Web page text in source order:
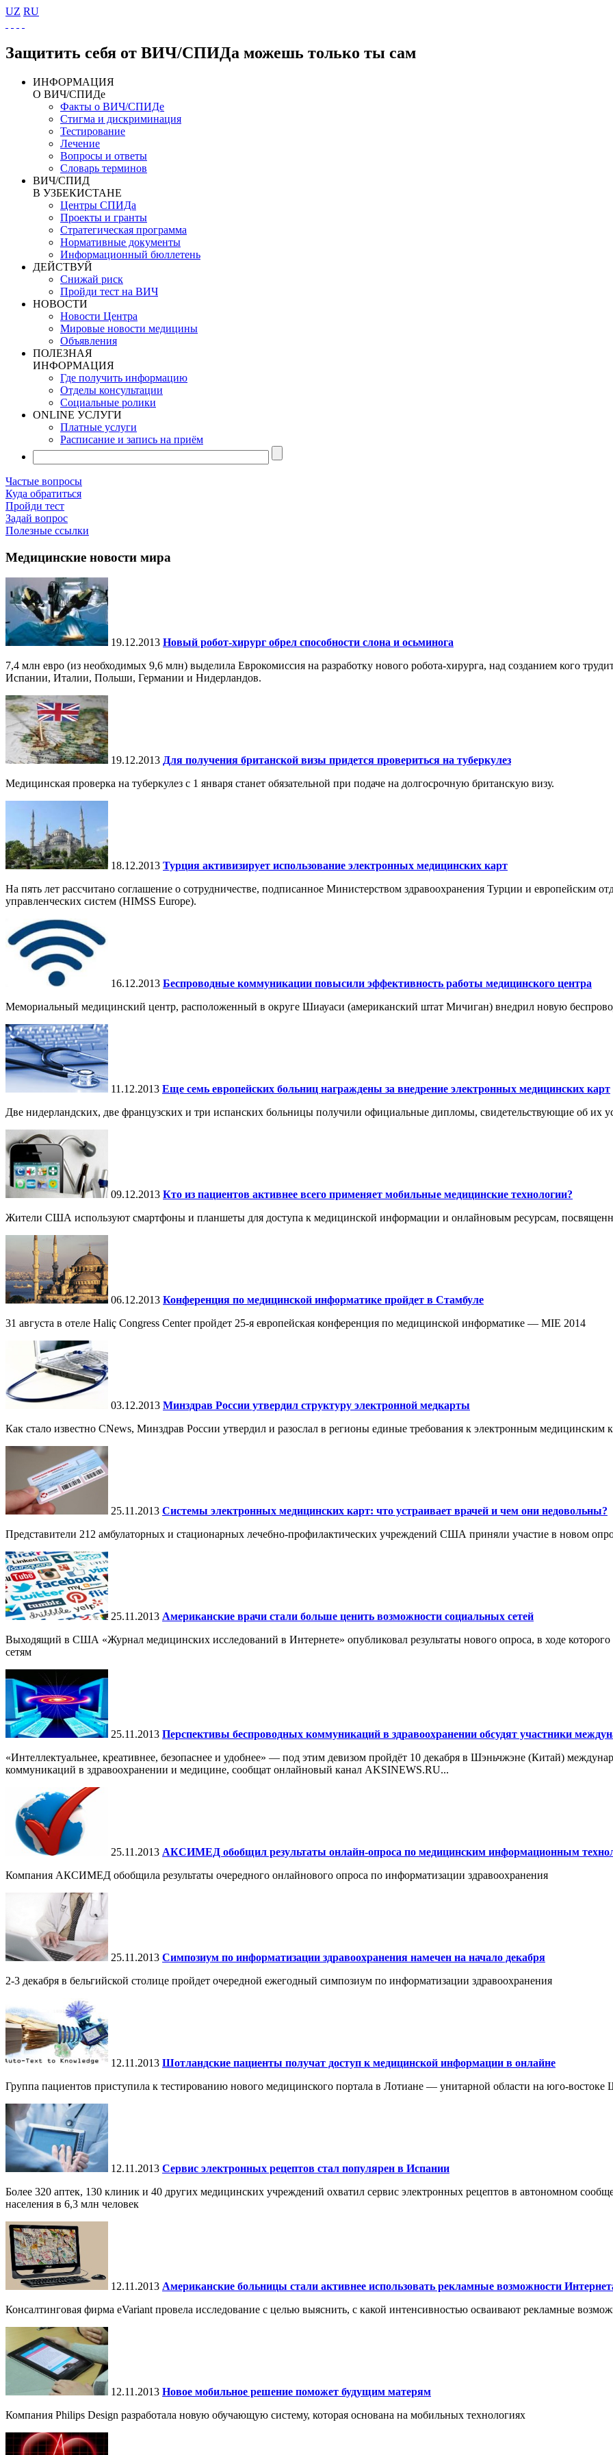
UZ RU
Защитить себя от ВИЧ/СПИДа можешь только ты сам
ИНФОРМАЦИЯ
О ВИЧ/СПИДе
Факты о ВИЧ/СПИДе
Стигма и дискриминация
Тестирование
Лечение
Вопросы и ответы
Словарь терминов
ВИЧ/СПИД
В УЗБЕКИСТАНЕ
Центры СПИДа
Проекты и гранты
Стратегическая программа
Нормативные документы
Информационный бюллетень
ДЕЙСТВУЙ
Снижай риск
Пройди тест на ВИЧ
НОВОСТИ
Новости Центра
Мировые новости медицины
Объявления
ПОЛЕЗНАЯ
ИНФОРМАЦИЯ
Где получить информацию
Отделы консультации
Социальные ролики
ONLINE УСЛУГИ
Платные услуги
Расписание и запись на приём
Частые вопросы
Куда обратиться
Пройди тест
Задай вопрос
Полезные ссылки
Медицинские новости мира
19.12.2013 Новый робот-хирург обрел способности слона и осьминога
7,4 млн евро (из необходимых 9,6 млн) выделила Еврокомиссия на разработку нового робота-хирурга, над созданием кого
Испании, Италии, Польши, Германии и Нидерландов.
19.12.2013 Для получения британской визы придется провериться на туберкулез
Медицинская проверка на туберкулез с 1 января станет обязательной при подаче на долгосрочную британскую визу.
18.12.2013 Турция активизирует использование электронных медицинских карт
На пять лет рассчитано соглашение о сотрудничестве, подписанное Министерством здравоохранения Турции и
управленческих систем (HIMSS Europe).
16.12.2013 Беспроводные коммуникации повысили эффективность работы медицинского центра
Мемориальный медицинский центр, расположенный в округе Шиауаси (американский штат Мичиган) внедрил новую
11.12.2013 Еще семь европейских больниц награждены за внедрение электронных медицинских карт
Две нидерландских, две французских и три испанских больницы получили официальные дипломы, свидетельствующие об их
09.12.2013 Кто из пациентов активнее всего применяет мобильные медицинские технологии?
Жители США используют смартфоны и планшеты для доступа к медицинской информации и онлайновым ресурсам,
06.12.2013 Конференция по медицинской информатике пройдет в Стамбуле
31 августа в отеле Haliç Congress Center пройдет 25-я европейская конференция по медицинской информатике — MIE 2014
03.12.2013 Минздрав России утвердил структуру электронной медкарты
Как стало известно CNews, Минздрав России утвердил и разослал в регионы единые требования к электронным медицинским
25.11.2013 Системы электронных медицинских карт: что устраивает врачей и чем они недовольны?
Представители 212 амбулаторных и стационарных лечебно-профилактических учреждений США приняли участие в новом
25.11.2013 Американские врачи стали больше ценить возможности социальных сетей
Выходящий в США «Журнал медицинских исследований в Интернете» опубликовал результаты нового опроса, в ходе
сетям
25.11.2013 Перспективы беспроводных коммуникаций в здравоохранении обсудят участники
«Интеллектуальнее, креативнее, безопаснее и удобнее» — под этим девизом пройдёт 10 декабря в Шэньчжэне (Китай)
коммуникаций в здравоохранении и медицине, сообщат онлайновый канал AKSINEWS.RU...
25.11.2013 АКСИМЕД обобщил результаты онлайн-опроса по медицинским информационным
Компания АКСИМЕД обобщила результаты очередного онлайнового опроса по информатизации здравоохранения
25.11.2013 Симпозиум по информатизации здравоохранения намечен на начало декабря
2-3 декабря в бельгийской столице пройдет очередной ежегодный симпозиум по информатизации здравоохранения
12.11.2013 Шотландские пациенты получат доступ к медицинской информации в онлайне
Группа пациентов приступила к тестированию нового медицинского портала в Лотиане — унитарной области на юго-востоке
12.11.2013 Сервис электронных рецептов стал популярен в Испании
Более 320 аптек, 130 клиник и 40 других медицинских учреждений охватил сервис электронных рецептов в автономном
населения в 6,3 млн человек
12.11.2013 Американские больницы стали активнее использовать рекламные возможности
Консалтинговая фирма eVariant провела исследование с целью выяснить, с какой интенсивностью осваивают рекламные
12.11.2013 Новое мобильное решение поможет будущим матерям
Компания Philips Design разработала новую обучающую систему, которая основана на мобильных технологиях